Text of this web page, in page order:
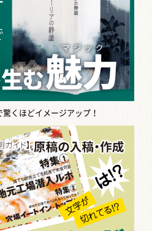
くほどイメージアップ！